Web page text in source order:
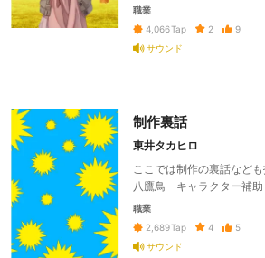
職業
4,066Tap 2
9
サウンド
制作裏話
東井タカヒロ
ここでは制作の裏話など
八鷹鳥 キャラクター補助
職業
2,689Tap 4
5
サウンド